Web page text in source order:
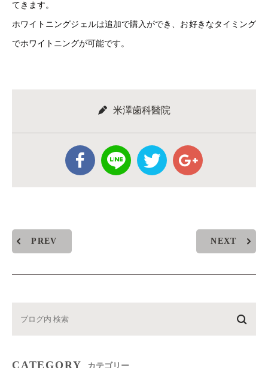
てきます。
ホワイトニングジェルは追加で購入ができ、お好きなタイミング
でホワイトニングが可能です。
米澤歯科醫院
PREV NEXT
CATEGORY カテゴリー